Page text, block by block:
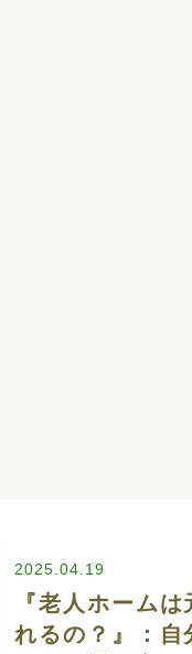
2025.04.19
『老人ホーム
れるの？』：自